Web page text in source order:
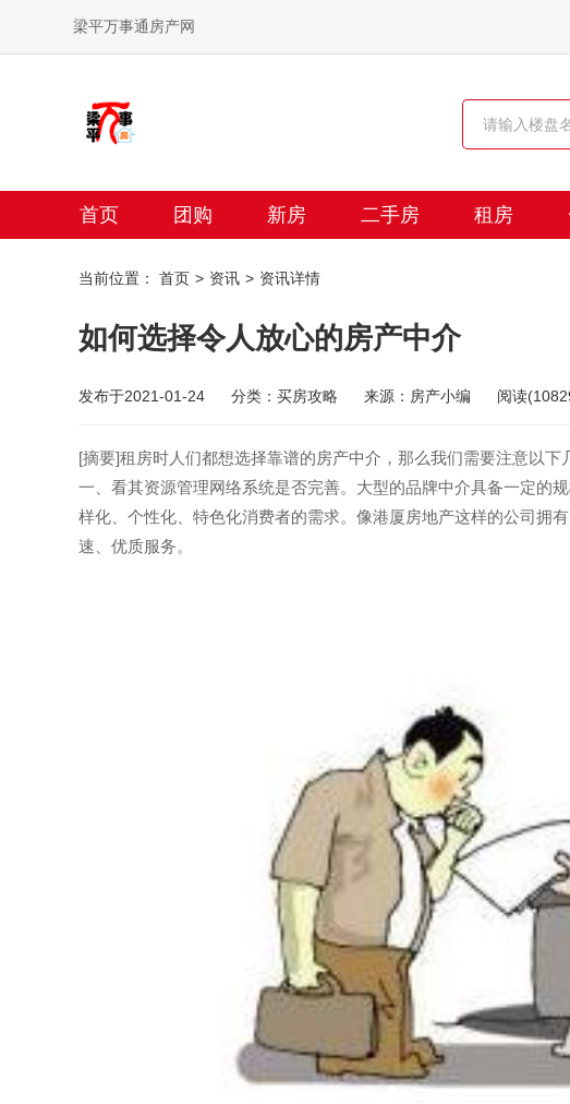
梁平万事通房产网
首页 团购 新房 二手房 租房
当前位置： 首页 资讯 资讯详情
如何选择令人放心的房产中介
发布于2021-01-24 分类：买房攻略 来源：房产小编 阅读
[摘要]租房时人们都想选择靠谱的房产中介，那么我们需要注意以下
一、看其资源管理网络系统是否完善。大型的品牌中介具备一定的
样化、个性化、特色化消费者的需求。像港厦房地产这样的公司拥
速、优质服务。